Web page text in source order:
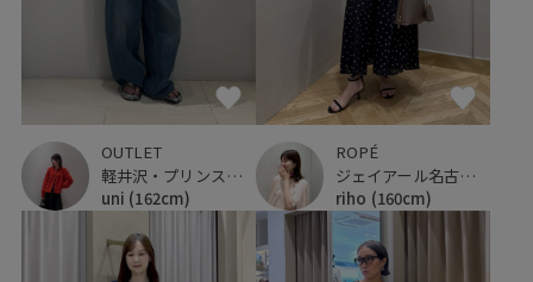
OUTLET
軽井沢・プリンスショッピングプラザ
uni (162cm)
ROPÉ
ジェイアール名古屋タカシマヤ
riho (160cm)